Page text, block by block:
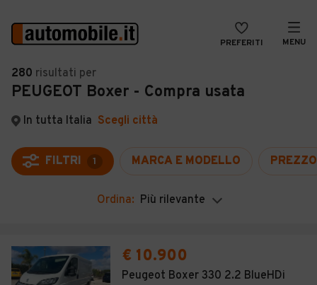
PREFERITI MENU
Auto
Auto usate
Auto Km 0
Auto Nuove
Noleggio a lungo termine
Moto
VENDI
MAGAZINE
ACCEDI
280 risultati per
PEUGEOT Boxer - Compra usata
In tutta Italia Scegli città
FILTRI 1 MARCA E MODELLO PREZZO
Ordina: Più rilevante
€ 10.900
Peugeot Boxer 330 2.2 BlueHDi